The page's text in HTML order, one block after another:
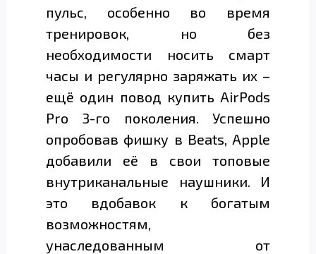
пульс, особенно во время
тренировок, но без
необходимости носить смарт
часы и регулярно заряжать их –
ещё один повод купить AirPods
Pro 3-го поколения. Успешно
опробовав фишку в Beats, Apple
добавили её в свои топовые
внутриканальные наушники. И
это вдобавок к богатым
возможностям,
унаследованным от